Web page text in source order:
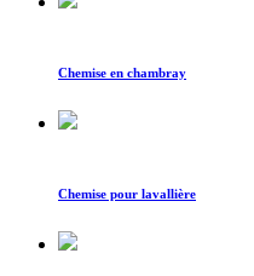
Chemise en chambray
Chemise pour lavallière